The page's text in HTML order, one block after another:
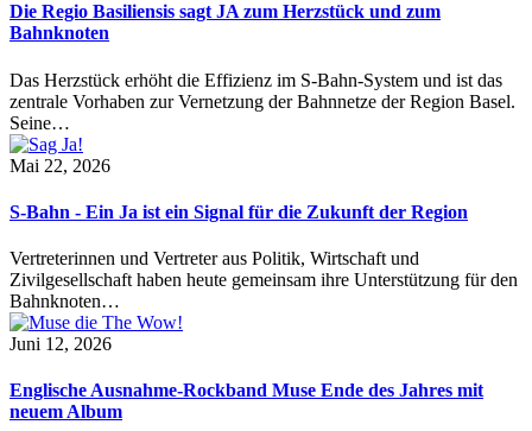
Die Regio Basiliensis sagt JA zum Herzstück und zum
Bahnknoten
Das Herzstück erhöht die Effizienz im S-Bahn-System und ist das
zentrale Vorhaben zur Vernetzung der Bahnnetze der Region Basel.
Seine…
Mai 22, 2026
S-Bahn - Ein Ja ist ein Signal für die Zukunft der Region
Vertreterinnen und Vertreter aus Politik, Wirtschaft und
Zivilgesellschaft haben heute gemeinsam ihre Unterstützung für den
Bahnknoten…
Juni 12, 2026
Englische Ausnahme-Rockband Muse Ende des Jahres mit
neuem Album